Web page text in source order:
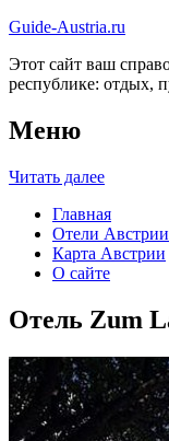
Guide-Austria.ru
Этот сайт ваш
республике: отдых,
Меню
Читать далее
Главная
Отели Австрии
Карта Австрии
О сайте
Отель Zum